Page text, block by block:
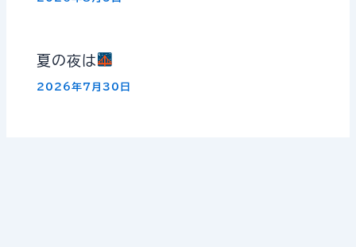
夏の夜は
2026年7月30日